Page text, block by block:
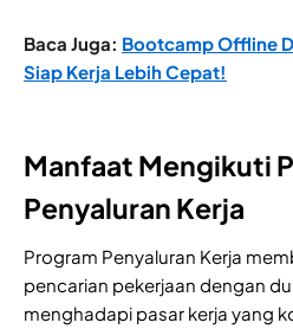
Baca Juga: Bootcamp Offline
Siap Kerja Lebih Cepat!
Manfaat Mengikuti
Penyaluran Kerja
Program Penyaluran Kerja
pencarian pekerjaan dengan
menghadapi pasar kerja yang